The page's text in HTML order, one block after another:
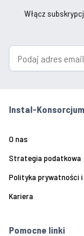
Włącz
Instal-Konsorcjum
O nas
Strategia podatkowa
Polityka prywatności
Kariera
Pomocne linki